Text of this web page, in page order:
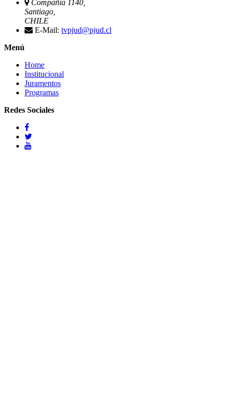
Compañia 1140,
Santiago,
CHILE
E-Mail: tvpjud@pjud.cl
Menú
Home
Institucional
Juramentos
Programas
Redes Sociales